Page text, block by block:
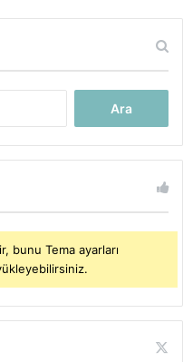
bunu Tema ayarları